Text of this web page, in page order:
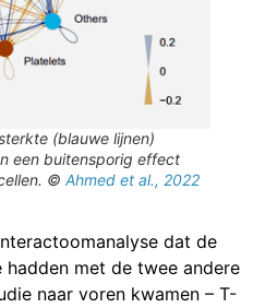
(blauwe lijnen)
een buitensporig effect
© Ahmed et al., 2022
dat de
met de twee andere
naar voren kwamen – T-